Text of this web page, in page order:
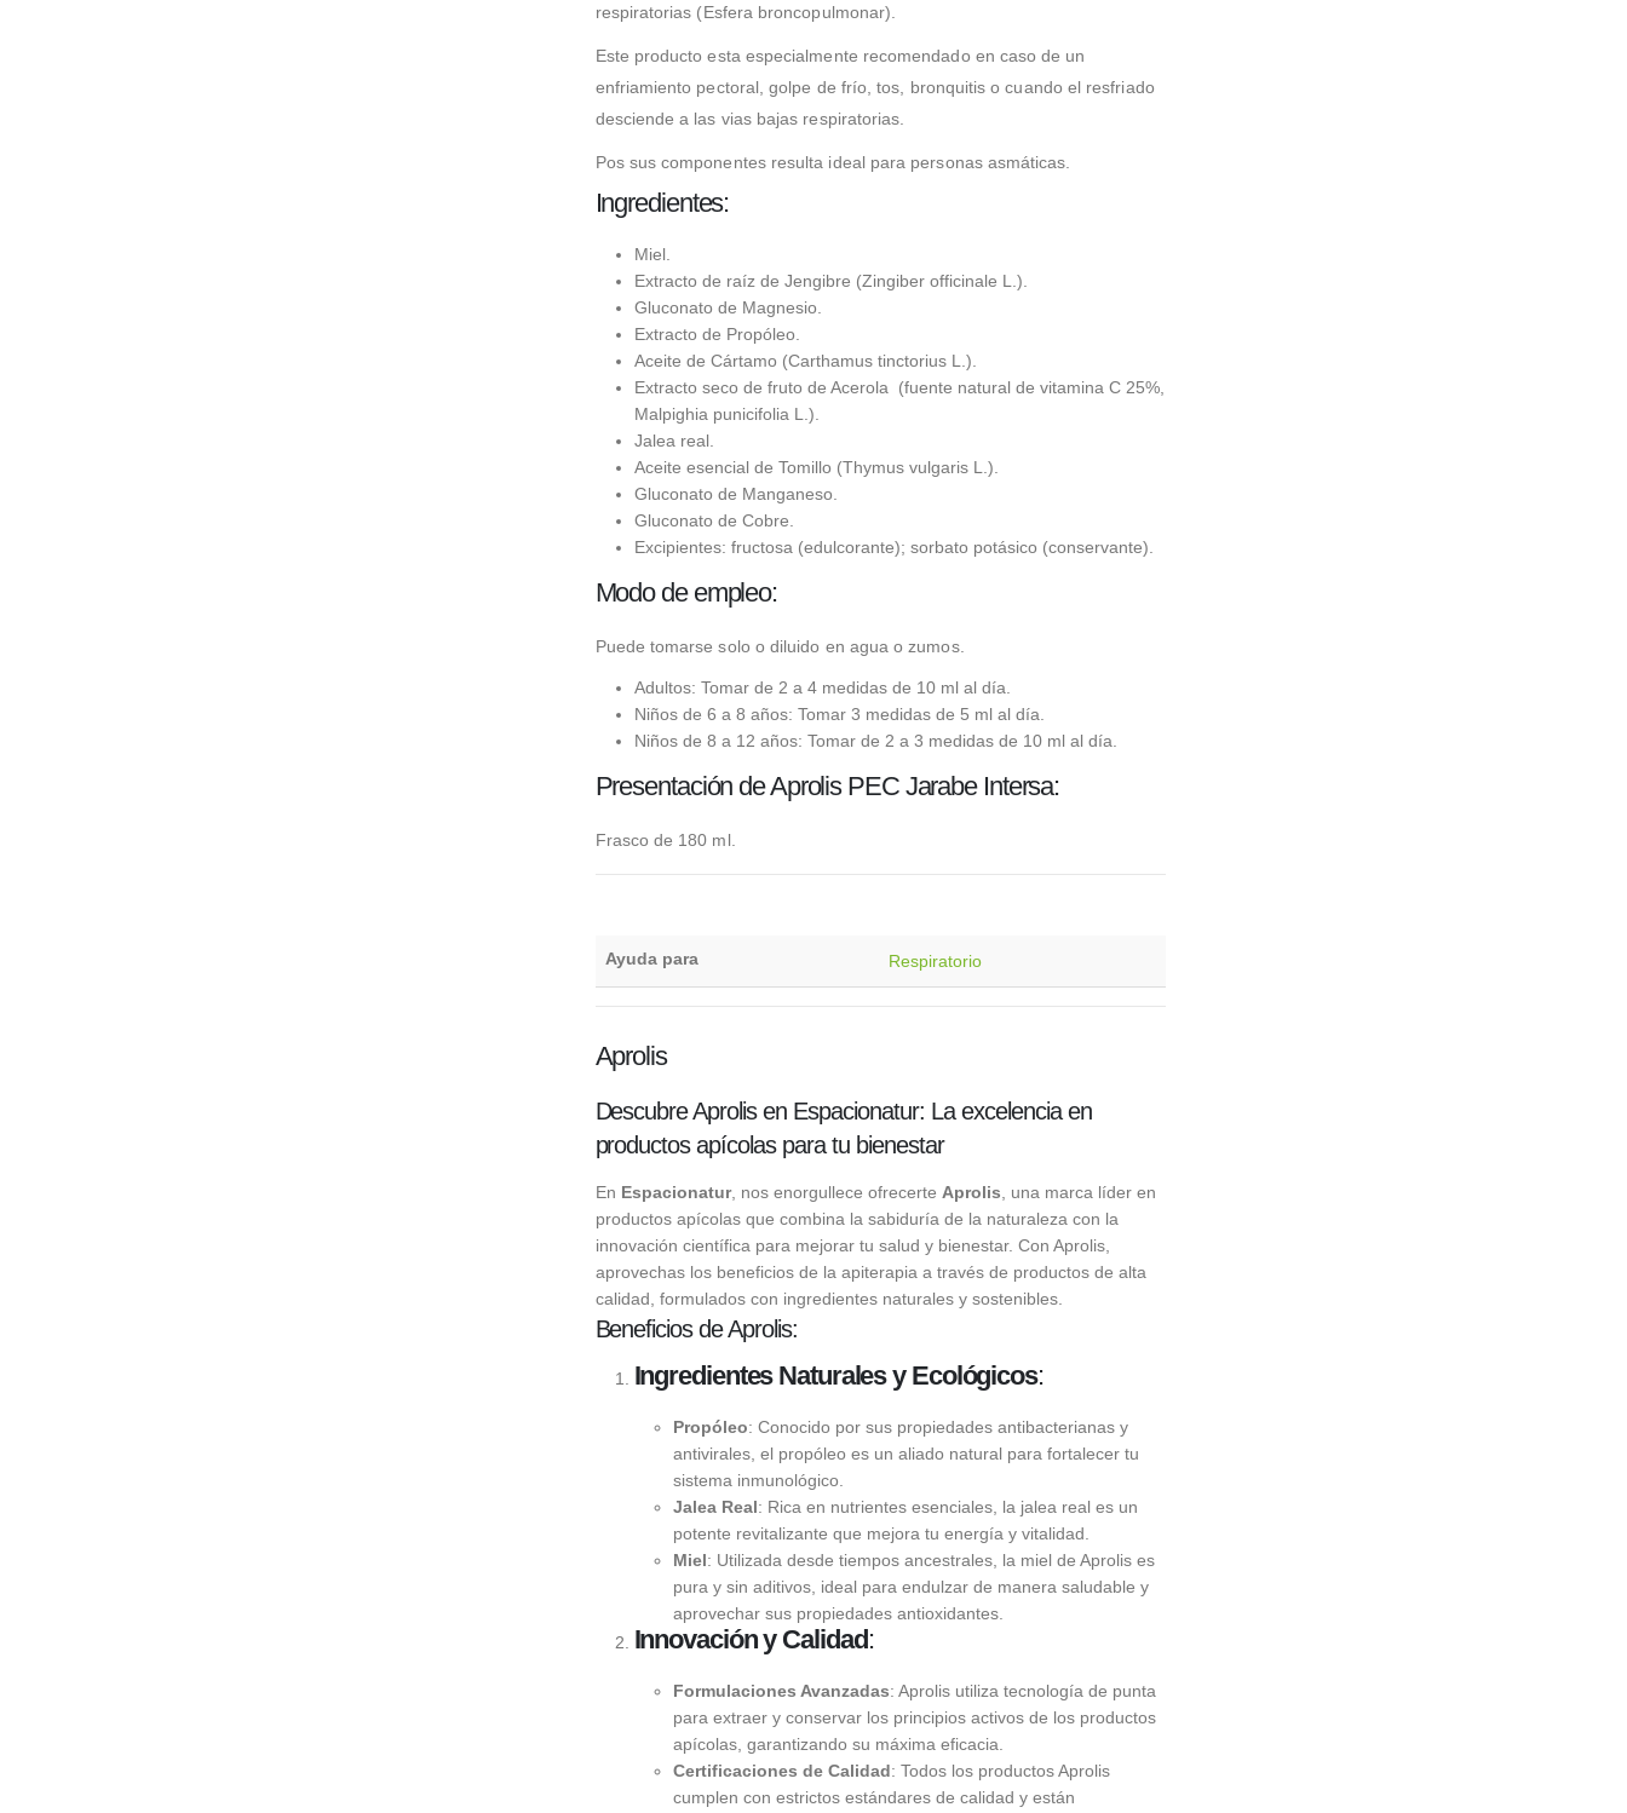
respiratorias (Esfera broncopulmonar).
Este producto esta especialmente recomendado en caso de un
enfriamiento pectoral, golpe de frío, tos, bronquitis o cuando el resfriado
desciende a las vias bajas respiratorias.
Pos sus componentes resulta ideal para personas asmáticas.
Ingredientes:
Miel.
Extracto de raíz de Jengibre (Zingiber officinale L.).
Gluconato de Magnesio.
Extracto de Propóleo.
Aceite de Cártamo (Carthamus tinctorius L.).
Extracto seco de fruto de Acerola (fuente natural de vitamina C 25%,
Malpighia punicifolia L.).
Jalea real.
Aceite esencial de Tomillo (Thymus vulgaris L.).
Gluconato de Manganeso.
Gluconato de Cobre.
Excipientes: fructosa (edulcorante); sorbato potásico (conservante).
Modo de empleo:
Puede tomarse solo o diluido en agua o zumos.
Adultos: Tomar de 2 a 4 medidas de 10 ml al día.
Niños de 6 a 8 años: Tomar 3 medidas de 5 ml al día.
Niños de 8 a 12 años: Tomar de 2 a 3 medidas de 10 ml al día.
Presentación de Aprolis PEC Jarabe Intersa:
Frasco de 180 ml.
Ayuda para Respiratorio
Aprolis
Descubre Aprolis en Espacionatur: La excelencia en
productos apícolas para tu bienestar
En Espacionatur, nos enorgullece ofrecerte Aprolis , una marca líder en
productos apícolas que combina la sabiduría de la naturaleza con la
innovación científica para mejorar tu salud y bienestar. Con Aprolis,
aprovechas los beneficios de la apiterapia a través de productos de alta
calidad, formulados con ingredientes naturales y sostenibles.
Beneficios de Aprolis:
Ingredientes Naturales y Ecológicos:
Propóleo: Conocido por sus propiedades antibacterianas y
antivirales, el propóleo es un aliado natural para fortalecer tu
sistema inmunológico.
Jalea Real: Rica en nutrientes esenciales, la jalea real es un
potente revitalizante que mejora tu energía y vitalidad.
Miel: Utilizada desde tiempos ancestrales, la miel de Aprolis es
pura y sin aditivos, ideal para endulzar de manera saludable y
aprovechar sus propiedades antioxidantes.
Innovación y Calidad:
Formulaciones Avanzadas: Aprolis utiliza tecnología de punta
para extraer y conservar los principios activos de los productos
apícolas, garantizando su máxima eficacia.
Certificaciones de Calidad: Todos los productos Aprolis
cumplen con estrictos estándares de calidad y están